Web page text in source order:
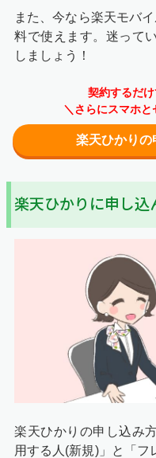
また、今なら楽天モバ
料で使えます。迷って
しましょう！
契約するだ
＼さらにスマホ
楽天ひかりの
楽天ひかりに申し込
楽天ひかりの申し込み
用する人(新規)」と「フ